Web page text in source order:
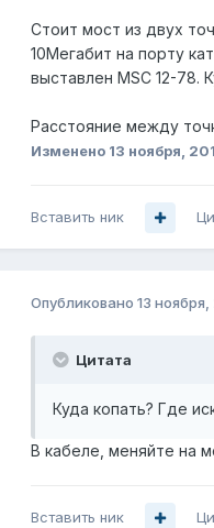
Стоит мост из двух
10Мегабит на порту
выставлен MSC 12-78.
Расстояние между
Изменено 13 ноября,
Вставить ник
Опубликовано 13 ноября,
Цитата
Куда копать? Где
В кабеле, меняйте на
Вставить ник